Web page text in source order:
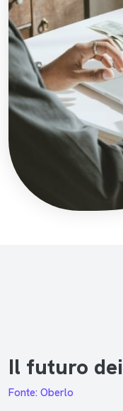
Il futuro
Fonte: Oberlo